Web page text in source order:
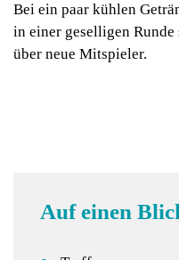
Bei ein paar kühlen
in einer geselligen
über neue Mitspieler.
Auf einen